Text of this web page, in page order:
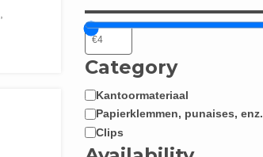
Category
Categorie
Kantoormateriaal
Papierklemmen, punaises, enz.
Clips